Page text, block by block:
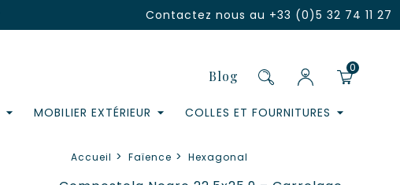
Contactez nous au +33 (0)5 32 74 11 27
0
Blog
MOBILIER EXTÉRIEUR COLLES ET FOURNITURES
Accueil Faïence Hexagonal